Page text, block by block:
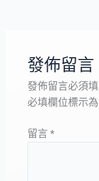
發佈留言
發佈留言必須
必填欄位標示為
留言 *